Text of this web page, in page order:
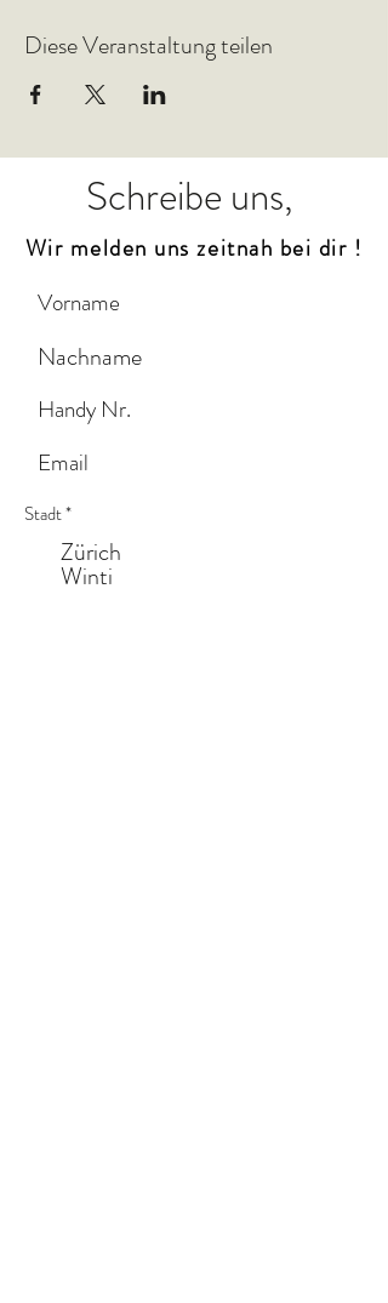
Diese Veranstaltung teilen
Schreibe uns,
Wir melden uns zeitnah bei dir !
Stadt*
Zürich
Winti